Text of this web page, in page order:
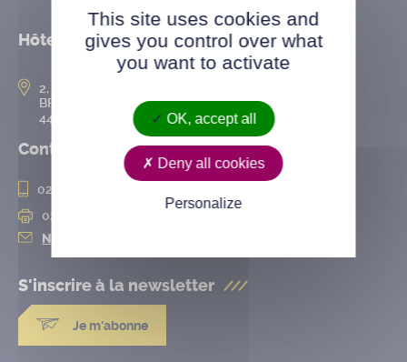
Hôtel de ville
2, rue de l’Hôtel-de-Ville
BP 50167
44802 Saint-Herblain cedex
Contact
02 28 25 20 00
02 28 25 20 10
Nous contacter
S'inscrire à la newsletter
Je m'abonne
This site uses cookies and
gives you control over what
you want to activate
OK, accept all
Deny all cookies
Personalize